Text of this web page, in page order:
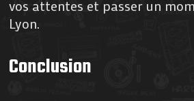
vos attentes et passer un
Lyon.
Conclusion